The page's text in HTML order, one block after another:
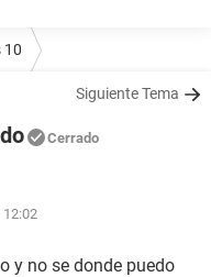
10
Siguiente Tema
Cerrado
12:02
y no se donde puedo